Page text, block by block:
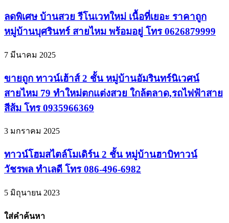
ลดพิเศษ บ้านสวย รีโนเวทใหม่ เนื้อที่เยอะ ราคาถูก
หมู่บ้านบุศรินทร์ สายไหม พร้อมอยู่ โทร 0626879999
7 มีนาคม 2025
ขายถูก ทาวน์เฮ้าส์ 2 ชั้น หมู่บ้านอัมรินทร์นิเวศน์
สายไหม 79 ทำใหม่ตกแต่งสวย ใกล้ตลาด,รถไฟฟ้าสาย
สีส้ม โทร 0935966369
3 มกราคม 2025
ทาวน์โฮมสไตล์โมเดิร์น 2 ชั้น หมู่บ้านฮาบิทาวน์
วัชรพล ทำเลดี โทร 086-496-6982
5 มิถุนายน 2023
ใส่คำค้นหา